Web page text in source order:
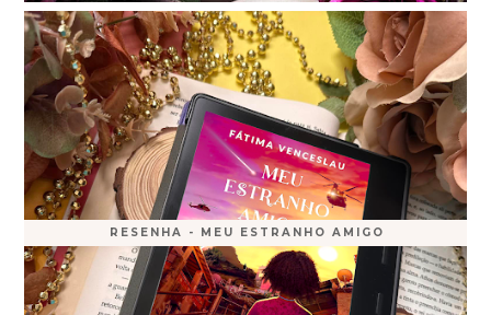
RESENHA - MEU ESTRANHO AMIGO